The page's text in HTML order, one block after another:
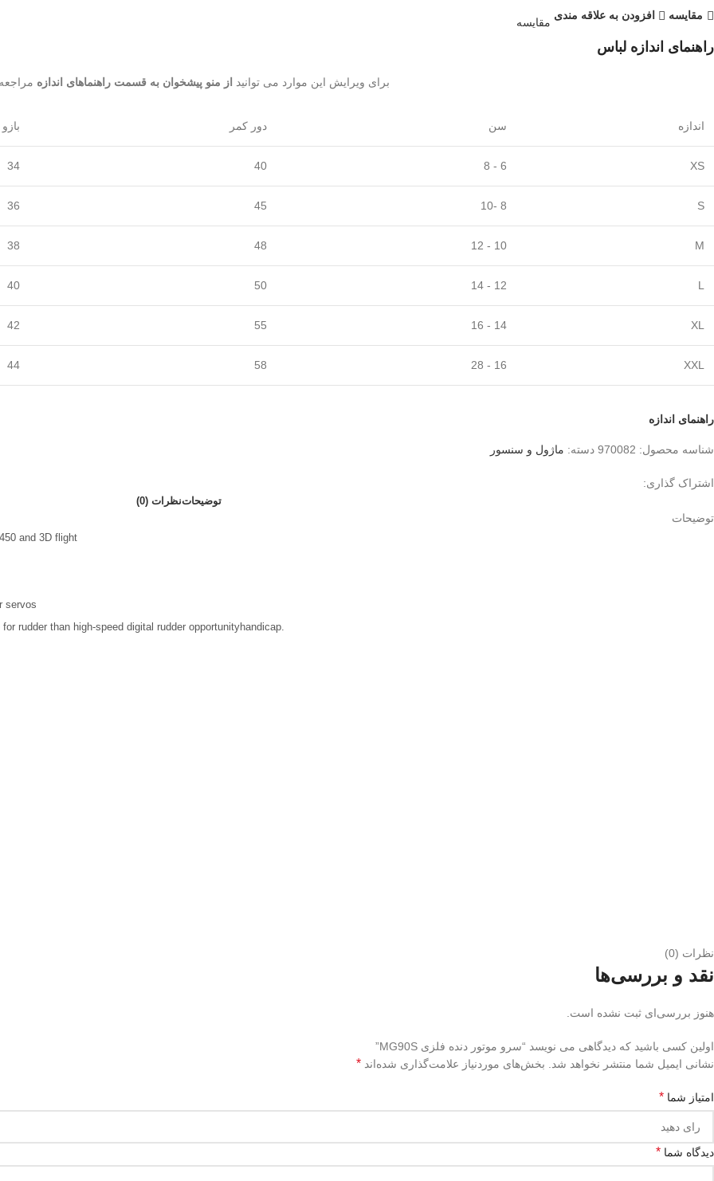
مقايسه افزودن به علاقه مندی
مقایسه
راهنمای اندازه لباس
برای ویرایش این موارد می توانید از منو پیشخوان به قسمت راهنماهای اندازه مراجعه
اندازه سن دور کمر بازو
XS
6 - 8
40
34
S
8 -10
45
36
M
10 - 12
48
38
L
12 - 14
50
40
XL
14 - 16
55
42
XXL
16 - 28
58
44
راهنمای اندازه
شناسه محصول: 970082 دسته: ماژول و سنسور
اشتراک گذاری:
توضیحاتنظرات (0)
توضیحات
450 and 3D flight
servos
for rudder than high-speed digital rudder opportunityhandicap.
نظرات (0)
نقد و بررسی‌ها
هنوز بررسی‌ای ثبت نشده است.
اولین کسی باشید که دیدگاهی می نویسد “سرو موتور دنده فلزی MG90S”
نشانی ایمیل شما منتشر نخواهد شد.
بخش‌های موردنیاز علامت‌گذاری شده‌اند *
امتیاز شما *
دیدگاه شما *